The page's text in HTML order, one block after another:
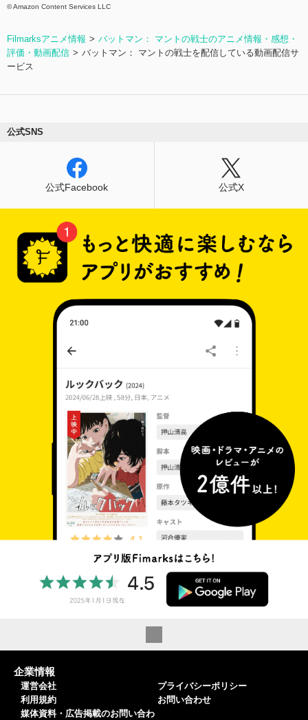
© Amazon Content Services LLC
Filmarksアニメ情報
バットマン： マントの戦士のアニメ情報・感想・
評価・動画配信
バットマン： マントの戦士を配信している動画配信サ
ービス
公式SNS
公式Facebook 公式X
企業情報
運営会社
利用規約
媒体資料・広告掲載のお問い合わ
プライバシーポリシー
お問い合わせ